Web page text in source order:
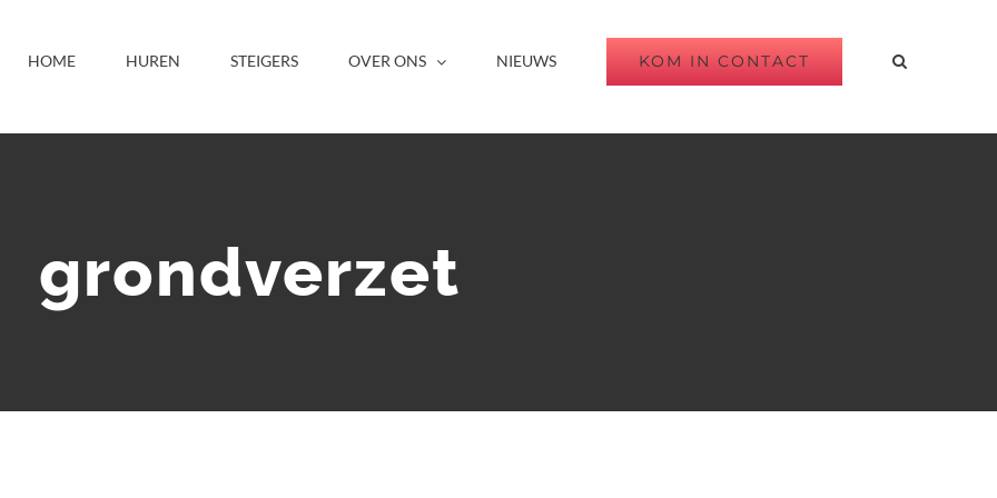
HOME HUREN STEIGERS OVER ONS NIEUWS KOM IN CONTACT
grondverzet